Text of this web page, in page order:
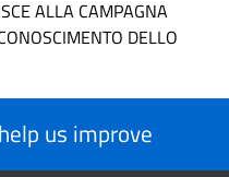
ALLA CAMPAGNA
DELLO
us improve